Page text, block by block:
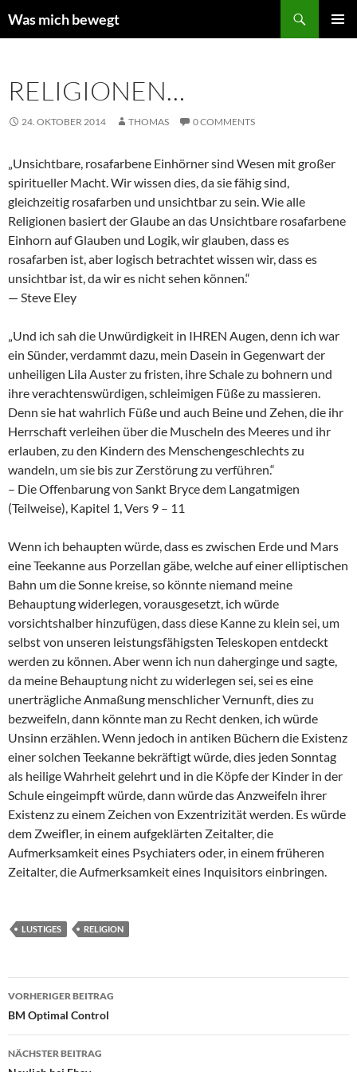
Inhalt
Was mich bewegt
RELIGIONEN…
24. OKTOBER 2014 THOMAS 0 COMMENTS
„Unsichtbare, rosafarbene Einhörner sind Wesen mit großer
spiritueller Macht. Wir wissen dies, da sie fähig sind,
gleichzeitig rosafarben und unsichtbar zu sein. Wie alle
Religionen basiert der Glaube an das Unsichtbare rosafarbene
Einhorn auf Glauben und Logik, wir glauben, dass es
rosafarben ist, aber logisch betrachtet wissen wir, dass es
unsichtbar ist, da wir es nicht sehen können.“
— Steve Eley
„Und ich sah die Unwürdigkeit in IHREN Augen, denn ich war
ein Sünder, verdammt dazu, mein Dasein in Gegenwart der
unheiligen Lila Auster zu fristen, ihre Schale zu bohnern und
ihre verachtenswürdigen, schleimigen Füße zu massieren.
Denn sie hat wahrlich Füße und auch Beine und Zehen, die ihr
Herrschaft verleihen über die Muscheln des Meeres und ihr
erlauben, zu den Kindern des Menschengeschlechts zu
wandeln, um sie bis zur Zerstörung zu verführen.“
– Die Offenbarung von Sankt Bryce dem Langatmigen
(Teilweise), Kapitel 1, Vers 9 – 11
Wenn ich behaupten würde, dass es zwischen Erde und Mars
eine Teekanne aus Porzellan gäbe, welche auf einer elliptischen
Bahn um die Sonne kreise, so könnte niemand meine
Behauptung widerlegen, vorausgesetzt, ich würde
vorsichtshalber hinzufügen, dass diese Kanne zu klein sei, um
selbst von unseren leistungsfähigsten Teleskopen entdeckt
werden zu können. Aber wenn ich nun daherginge und sagte,
da meine Behauptung nicht zu widerlegen sei, sei es eine
unerträgliche Anmaßung menschlicher Vernunft, dies zu
bezweifeln, dann könnte man zu Recht denken, ich würde
Unsinn erzählen. Wenn jedoch in antiken Büchern die Existenz
einer solchen Teekanne bekräftigt würde, dies jeden Sonntag
als heilige Wahrheit gelehrt und in die Köpfe der Kinder in der
Schule eingeimpft würde, dann würde das Anzweifeln ihrer
Existenz zu einem Zeichen von Exzentrizität werden. Es würde
dem Zweifler, in einem aufgeklärten Zeitalter, die
Aufmerksamkeit eines Psychiaters oder, in einem früheren
Zeitalter, die Aufmerksamkeit eines Inquisitors einbringen.
LUSTIGES RELIGION
Beitragsnavigation
VORHERIGER BEITRAG
BM Optimal Control
NÄCHSTER BEITRAG